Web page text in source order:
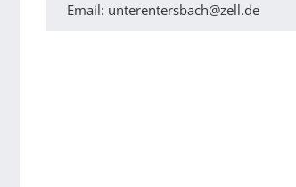
Email: unterentersbach@zell.de